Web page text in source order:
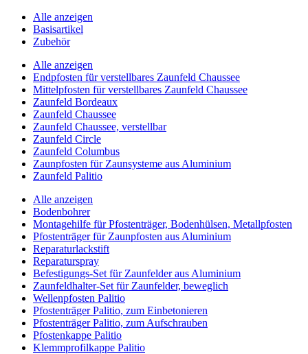
Alle anzeigen
Basisartikel
Zubehör
Alle anzeigen
Endpfosten für verstellbares Zaunfeld Chaussee
Mittelpfosten für verstellbares Zaunfeld Chaussee
Zaunfeld Bordeaux
Zaunfeld Chaussee
Zaunfeld Chaussee, verstellbar
Zaunfeld Circle
Zaunfeld Columbus
Zaunpfosten für Zaunsysteme aus Aluminium
Zaunfeld Palitio
Alle anzeigen
Bodenbohrer
Montagehilfe für Pfostenträger, Bodenhülsen, Metallpfosten
Pfostenträger für Zaunpfosten aus Aluminium
Reparaturlackstift
Reparaturspray
Befestigungs-Set für Zaunfelder aus Aluminium
Zaunfeldhalter-Set für Zaunfelder, beweglich
Wellenpfosten Palitio
Pfostenträger Palitio, zum Einbetonieren
Pfostenträger Palitio, zum Aufschrauben
Pfostenkappe Palitio
Klemmprofilkappe Palitio